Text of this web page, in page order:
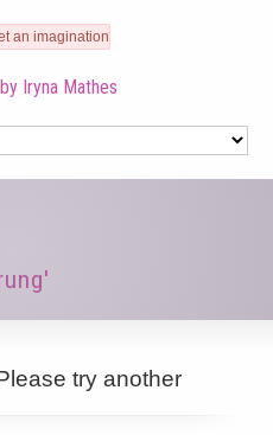
Iryna Mathes
try another